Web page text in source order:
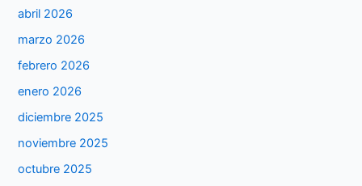
abril 2026
marzo 2026
febrero 2026
enero 2026
diciembre 2025
noviembre 2025
octubre 2025